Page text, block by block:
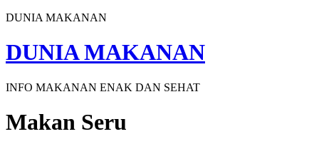
DUNIA MAKANAN
DUNIA MAKANAN
INFO MAKANAN ENAK DAN SEHAT
Makan Seru